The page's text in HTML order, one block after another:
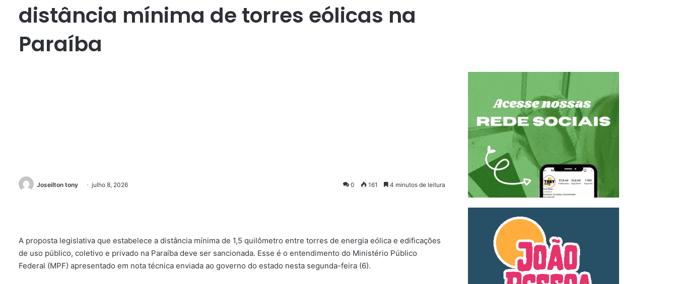
distância mínima de torres eólicas na
Paraíba
Joseilton tony julho 8, 2026 0 161 4 minutos de leitura
A proposta legislativa que estabelece a distância mínima de 1,5 quilômetro entre torres de energia eólica e edificações
de uso público, coletivo e privado na Paraíba deve ser sancionada. Esse é o entendimento do Ministério Público
Federal (MPF) apresentado em nota técnica enviada ao governo do estado nesta segunda-feira (6).